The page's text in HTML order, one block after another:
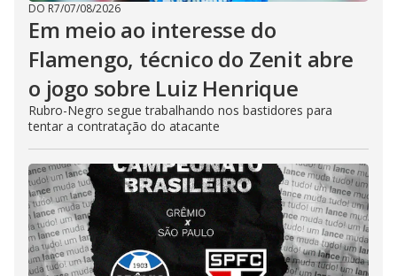
DO R7/07/08/2026
Em meio ao interesse do
Flamengo, técnico do Zenit abre
o jogo sobre Luiz Henrique
Rubro-Negro segue trabalhando nos bastidores para
tentar a contratação do atacante